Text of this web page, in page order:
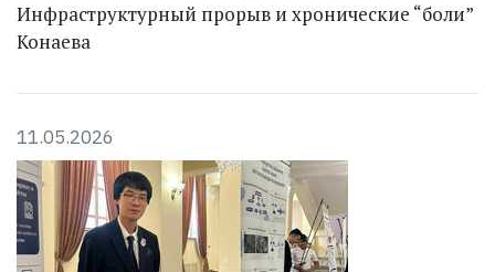
Инфраструктурный прорыв и хронические “боли”
Конаева
11.05.2026